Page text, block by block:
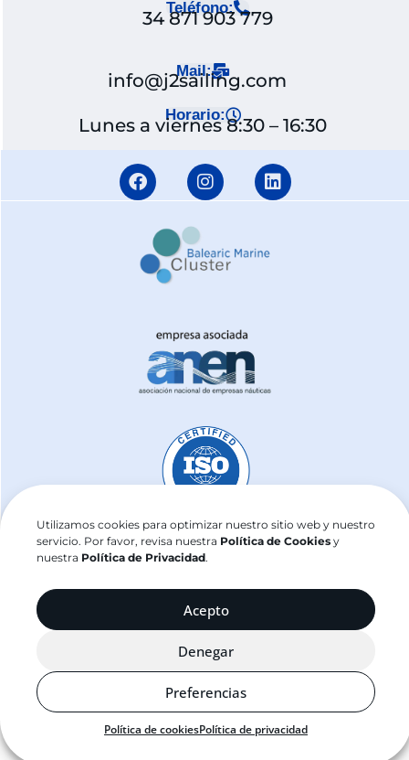
Utilizamos cookies para optimizar nuestro sitio web y nuestro
servicio. Por favor, revisa nuestra Política de Cookies y
nuestra Política de Privacidad.
Acepto
Denegar
Preferencias
Política de cookiesPolítica de privacidad
Teléfono:
34 871 903 779
Mail:
info@j2sailing.com
Horario:
Lunes a viernes 8:30 – 16:30